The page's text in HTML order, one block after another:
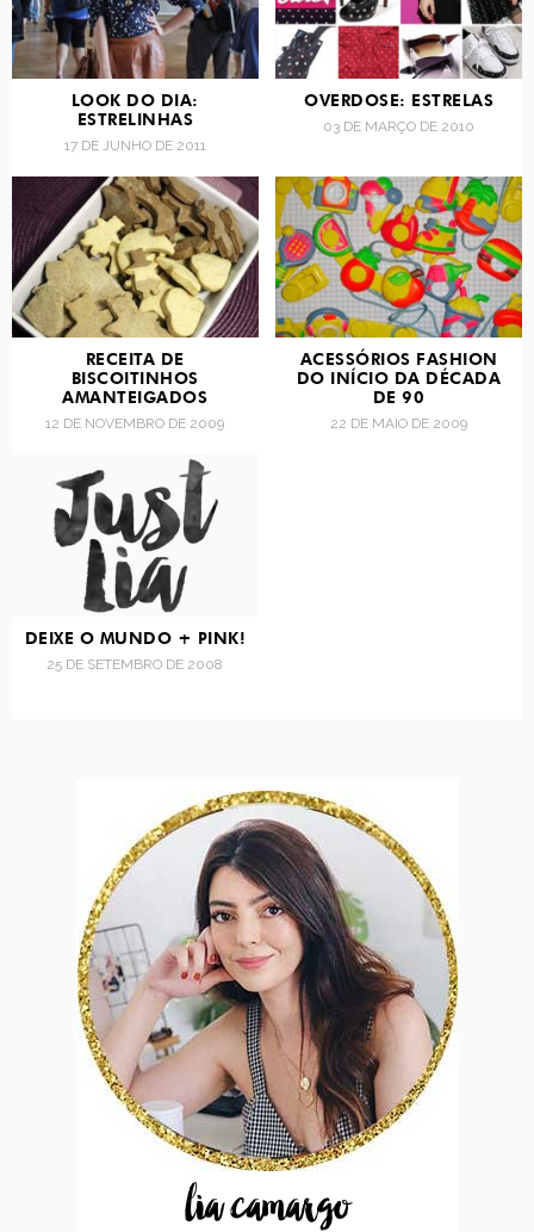
LOOK DO DIA:
ESTRELINHAS
17 DE JUNHO DE 2011
OVERDOSE: ESTRELAS
03 DE MARÇO DE 2010
RECEITA DE
BISCOITINHOS
AMANTEIGADOS
12 DE NOVEMBRO DE 2009
ACESSÓRIOS FASHION
DO INÍCIO DA DÉCADA
DE 90
22 DE MAIO DE 2009
DEIXE O MUNDO + PINK!
25 DE SETEMBRO DE 2008
lia camargo